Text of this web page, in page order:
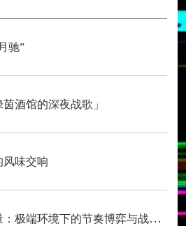
驰”
酒馆的深夜战歌」
风味交响
跨洲附加赛的气候变量：极端环境下的节奏博弈与战术自适应